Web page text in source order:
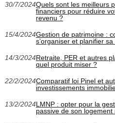
30/7/2024Quels sont les meilleurs
financiers pour réduire
revenu ?
15/4/2024Gestion de patrimoine :
s’organiser et planifier
14/3/2024Retraite, PER et autres
quel produit miser ?
22/2/2024Comparatif loi Pinel et
investissements
13/2/2024LMNP : opter pour la
passive de son logement